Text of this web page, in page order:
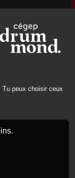
J2C 6A2